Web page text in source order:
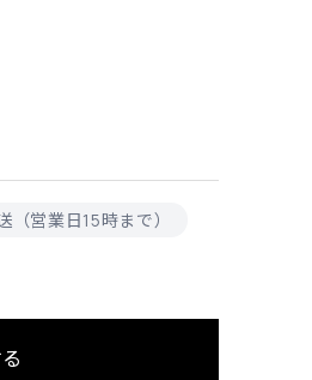
（営業日15時まで）